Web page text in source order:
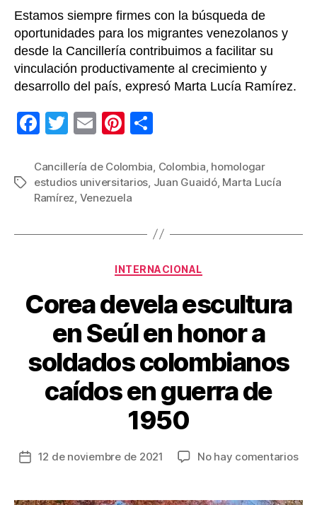
Estamos siempre firmes con la búsqueda de
oportunidades para los migrantes venezolanos y
desde la Cancillería contribuimos a facilitar su
vinculación productivamente al crecimiento y
desarrollo del país, expresó Marta Lucía Ramírez.
F
c
e
o
T
tt
er
E
ail
Pi
er
e
m
p
tir
Etiquetas
Cancillería de Colombia, Colombia, homologar
estudios universitarios, Juan Guaidó, Marta Lucía
Ramírez, Venezuela
Categorías
INTERNACIONAL
Corea devela escultura
en Seúl en honor a
soldados colombianos
caídos en guerra de
1950
Fecha12 de noviembre de 2021 No hay comentariosen